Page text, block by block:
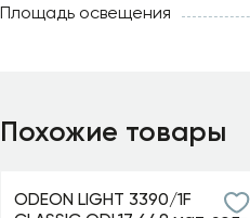
Площадь освещения
Похожие товары
ODEON LIGHT 3390/1F